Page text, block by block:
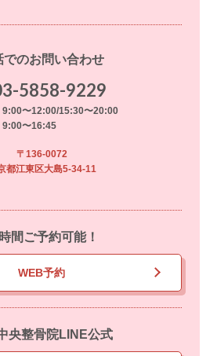
でのお問い合わせ
5858-9229
〜12:00/15:30〜20:00
〜16:45
〒136-0072
都江東区大島5-34-11
間ご予約可能！
WEB予約
央整骨院LINE公式